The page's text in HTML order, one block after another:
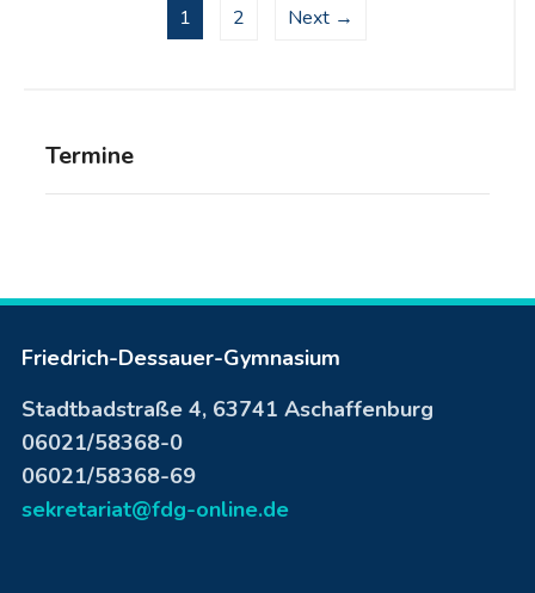
Termine
1 2 Next →
Friedrich-Dessauer-Gymnasium
Stadtbadstraße 4, 63741 Aschaffenburg
06021/58368-0
06021/58368-69
sekretariat@fdg-online.de